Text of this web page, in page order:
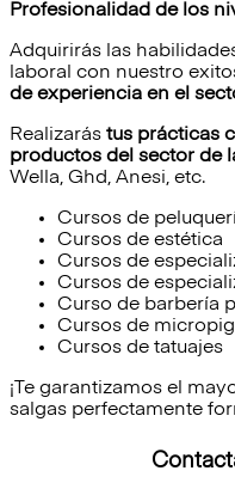
Profesionalidad de los
Adquirirás las
laboral con nuestro
de experiencia en el
Realizarás tus prácticas
productos del sector de
Wella, Ghd, Anesi, etc.
Cursos de
Cursos de estética
Cursos de
Cursos de
Curso de barbería
Cursos de
Cursos de tatuajes
¡Te garantizamos el
salgas perfectamente